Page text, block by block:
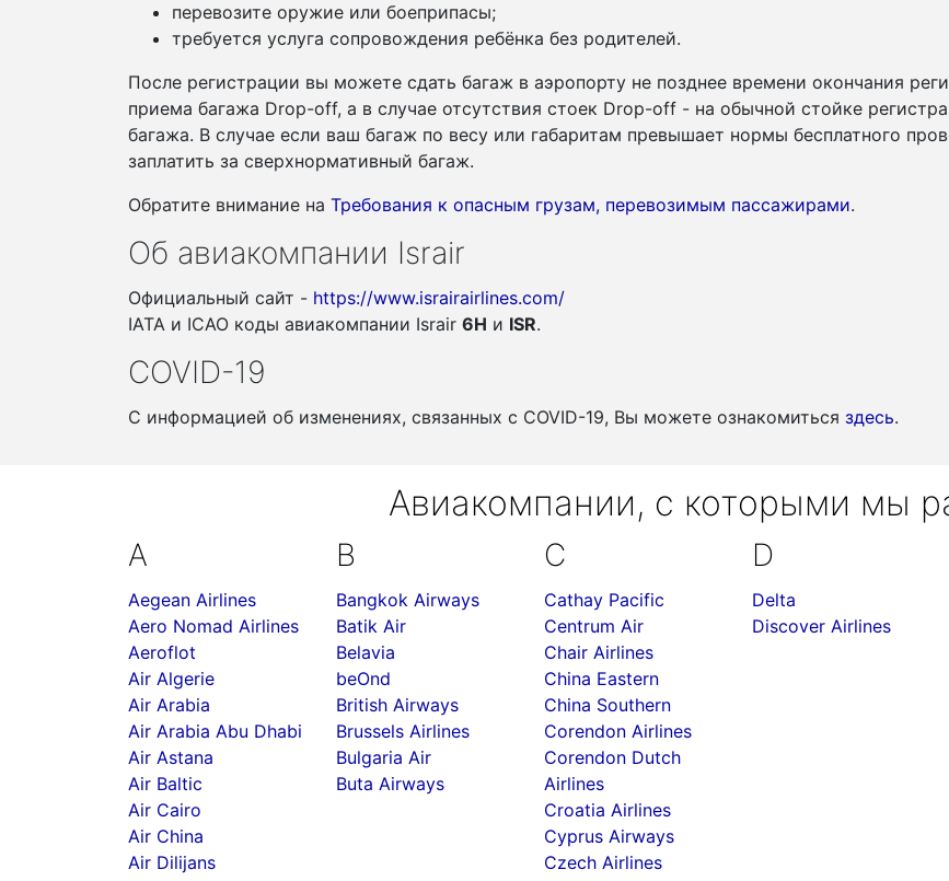
перевозите оружие или боеприпасы;
требуется услуга сопровождения ребёнка без родителей.
После регистрации вы можете сдать багаж в аэропорту не позднее времени окончания
приема багажа Drop-off, а в случае отсутствия стоек Drop-off - на обычной стойке
багажа. В случае если ваш багаж по весу или габаритам превышает нормы бесплатного
заплатить за сверхнормативный багаж.
Обратите внимание на Требования к опасным грузам, перевозимым пассажирами.
Об авиакомпании Israir
Официальный сайт - https://www.israirairlines.com/
IATA и ICAO коды авиакомпании Israir 6H и ISR.
COVID-19
С информацией об изменениях, связанных c COVID-19, Вы можете ознакомиться здесь.
Авиакомпании, с которыми мы
A
Aegean Airlines
Aero Nomad Airlines
Aeroflot
Air Algerie
Air Arabia
Air Arabia Abu Dhabi
Air Astana
Air Baltic
Air Cairo
Air China
Air Dilijans
B
Bangkok Airways
Batik Air
Belavia
beOnd
British Airways
Brussels Airlines
Bulgaria Air
Buta Airways
C
Cathay Pacific
Centrum Air
Chair Airlines
China Eastern
China Southern
Corendon Airlines
Corendon Dutch
Airlines
Croatia Airlines
Cyprus Airways
Czech Airlines
D
Delta
Discover Airlines